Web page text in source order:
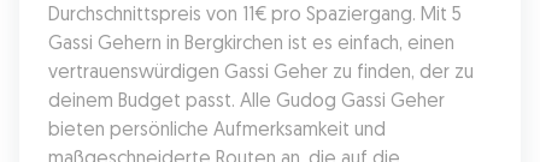
Durchschnittspreis von 11€ pro Spaziergang. Mit 5
Gassi Gehern in Bergkirchen ist es einfach, einen
vertrauenswürdigen Gassi Geher zu finden, der zu
deinem Budget passt. Alle Gudog Gassi Geher
bieten persönliche Aufmerksamkeit und
maßgeschneiderte Routen an, die auf die